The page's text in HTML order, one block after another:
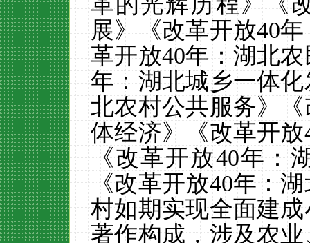
展》《改革开放40
革开放40年：湖北
年：湖北城乡一体化
北农村公共服务》
体经济》《改革开放
《改革开放40年：
《改革开放40年：
村如期实现全面建
著作构成，涉及农